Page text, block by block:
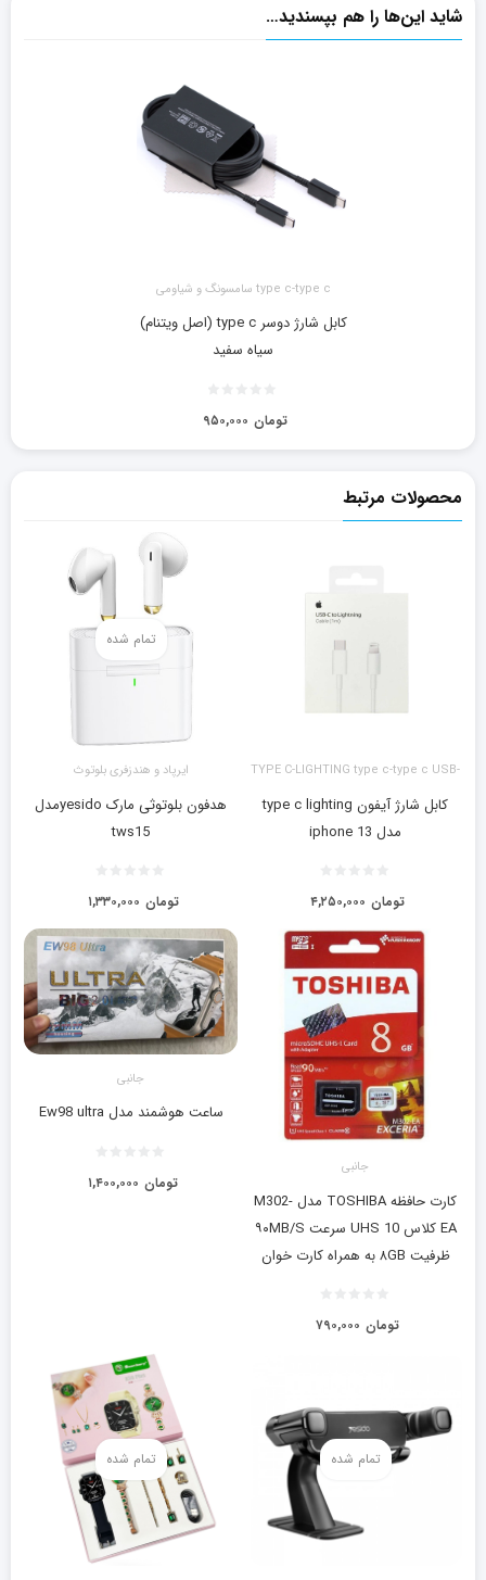
شاید این‌ها را هم بپسندید…
type c-type c سامسونگ و شیاومی
کابل شارژ دوسر type c (اصل ویتنام)
سیاه سفید
۹۵۰,۰۰۰ تومان
محصولات مرتبط
TYPE C-LIGHTING type c-type c USB-
کابل شارژ آیفون type c lighting
مدل iphone 13
۴,۲۵۰,۰۰۰ تومان
تمام شده
ایرپاد و هندزفری بلوتوث
هدفون بلوتوثی مارک yesidoمدل
tws15
۱,۳۳۰,۰۰۰ تومان
جانبی
کارت حافظه TOSHIBA مدل M302-
EA کلاس UHS 10 سرعت ۹۰MB/S
ظرفیت ۸GB به همراه کارت خوان
۷۹۰,۰۰۰ تومان
جانبی
ساعت هوشمند مدل Ew98 ultra
۱,۴۰۰,۰۰۰ تومان
تمام شده تمام شده